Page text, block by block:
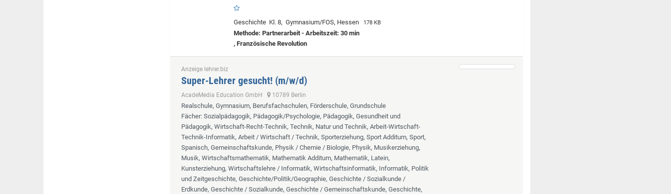
Geschichte Kl. 8, Gymnasium/FOS, Hessen 178 KB
Methode: Partnerarbeit - Arbeitszeit: 30 min
, Französische Revolution
Anzeige lehrer.biz
Super-Lehrer gesucht! (m/w/d)
AcadeMedia Education GmbH 10789 Berlin
Realschule, Gymnasium, Berufsfachschulen, Förderschule, Grundschule
Fächer: Sozialpädagogik, Pädagogik/Psychologie, Pädagogik, Gesundheit und
Pädagogik, Wirtschaft-Recht-Technik, Technik, Natur und Technik, Arbeit-Wirtschaft-
Technik-Informatik, Arbeit / Wirtschaft / Technik, Sporterziehung, Sport Additum, Sport,
Spanisch, Gemeinschaftskunde, Physik / Chemie / Biologie, Physik, Musikerziehung,
Musik, Wirtschaftsmathematik, Mathematik Additum, Mathematik, Latein,
Kunsterziehung, Wirtschaftslehre / Informatik, Wirtschaftsinformatik, Informatik, Politik
und Zeitgeschichte, Geschichte/Politik/Geographie, Geschichte / Sozialkunde /
Erdkunde, Geschichte / Sozialkunde, Geschichte / Gemeinschaftskunde, Geschichte,